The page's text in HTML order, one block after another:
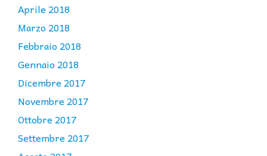
Aprile 2018
Marzo 2018
Febbraio 2018
Gennaio 2018
Dicembre 2017
Novembre 2017
Ottobre 2017
Settembre 2017